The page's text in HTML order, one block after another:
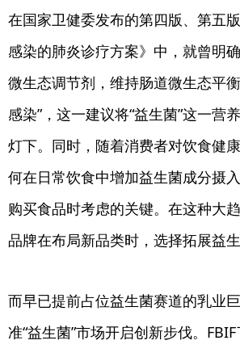
在国家卫健委发布的第四版、第五
感染的肺炎诊疗方案》中，就曾明
微生态调节剂，维持肠道微生态平
感染”，这一建议将“益生菌”这一营
灯下。同时，随着消费者对饮食健
何在日常饮食中增加益生菌成分摄
购买食品时考虑的关键。在这种大
品牌在布局新品类时，选择拓展益生
而早已提前占位益生菌赛道的乳业
准“益生菌”市场开启创新步伐。